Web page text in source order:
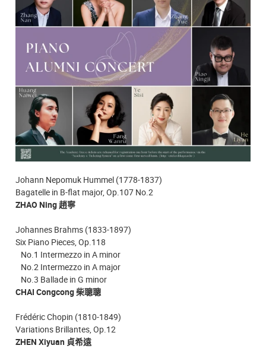
Johann Nepomuk Hummel (1778-1837)
Bagatelle in B-flat major, Op.107 No.2
ZHAO Ning 趙寧
Johannes Brahms (1833-1897)
Six Piano Pieces, Op.118
No.1 Intermezzo in A minor
No.2 Intermezzo in A major
No.3 Ballade in G minor
CHAI Congcong 柴聰聰
Frédéric Chopin (1810-1849)
Variations Brillantes, Op.12
ZHEN Xiyuan 貞希遠